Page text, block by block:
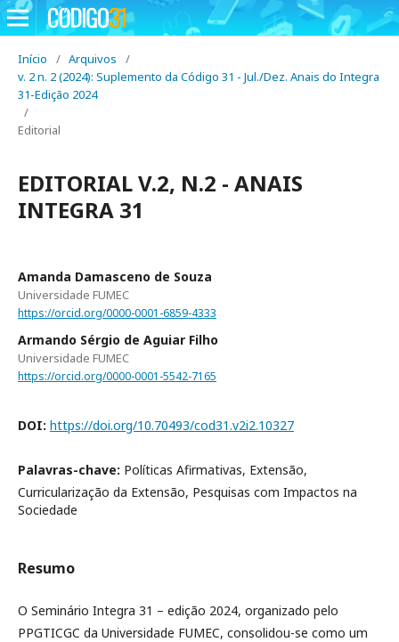
Início / Arquivos
/
v. 2 n. 2 (2024): Suplemento da Código 31 - Jul./Dez. Anais do Integra
31-Edição 2024
/
Editorial
EDITORIAL V.2, N.2 - ANAIS
INTEGRA 31
Amanda Damasceno de Souza
Universidade FUMEC
https://orcid.org/0000-0001-6859-4333
Armando Sérgio de Aguiar Filho
Universidade FUMEC
https://orcid.org/0000-0001-5542-7165
DOI: https://doi.org/10.70493/cod31.v2i2.10327
Palavras-chave: Políticas Afirmativas, Extensão,
Curricularização da Extensão, Pesquisas com Impactos na
Sociedade
Resumo
O Seminário Integra 31 – edição 2024, organizado pelo
PPGTICGC da Universidade FUMEC, consolidou-se como um